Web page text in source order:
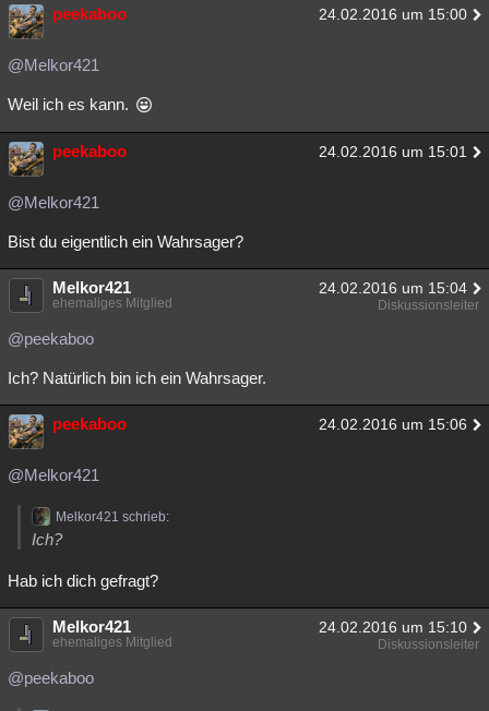
peekaboo 24.02.2016 um 15:00
@Melkor421
Weil ich es kann.
peekaboo 24.02.2016 um 15:01
@Melkor421
Bist du eigentlich ein Wahrsager?
Melkor421 24.02.2016 um 15:04
ehemaliges Mitglied Diskussionsleiter
@peekaboo
Ich? Natürlich bin ich ein Wahrsager.
peekaboo 24.02.2016 um 15:06
@Melkor421
Melkor421 schrieb:
Ich?
Hab ich dich gefragt?
Melkor421 24.02.2016 um 15:10
ehemaliges Mitglied Diskussionsleiter
@peekaboo